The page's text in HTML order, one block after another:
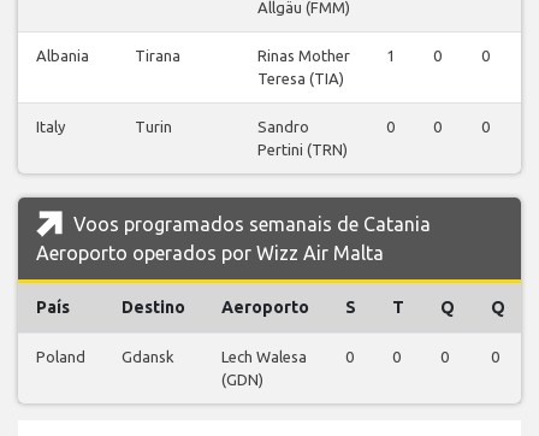
Allgäu (FMM)
Albania Tirana
Rinas Mother
Teresa (TIA)
1 0 0
Italy Turin
Sandro
Pertini (TRN)
0 0 0
Voos programados semanais de Catania
Aeroporto operados por Wizz Air Malta
País Destino Aeroporto S T Q Q
Poland Gdansk
Lech Walesa
(GDN)
0 0 0 0